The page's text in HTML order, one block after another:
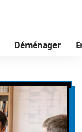
Déménager